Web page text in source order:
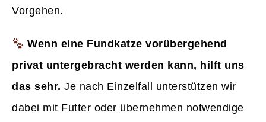
Vorgehen.
Wenn eine Fundkatze vorübergehend
privat untergebracht werden kann, hilft uns
das sehr. Je nach Einzelfall unterstützen wir
dabei mit Futter oder übernehmen notwendige